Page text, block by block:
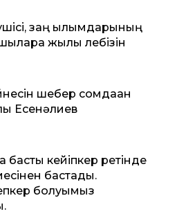
заң ғылымдарының
жылы лебізін
шебер сомдаған
Есенәлиев
кейіпкер ретінде
бастады.
болуымыз